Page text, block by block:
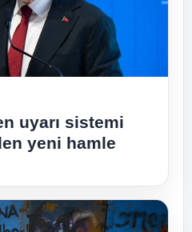
uyarı sistemi
yeni hamle